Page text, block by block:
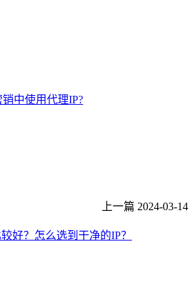
中使用代理IP?
上一篇 2024-03-14
好？怎么选到干净的IP？